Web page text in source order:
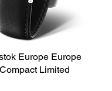
Europe Europe
Limited